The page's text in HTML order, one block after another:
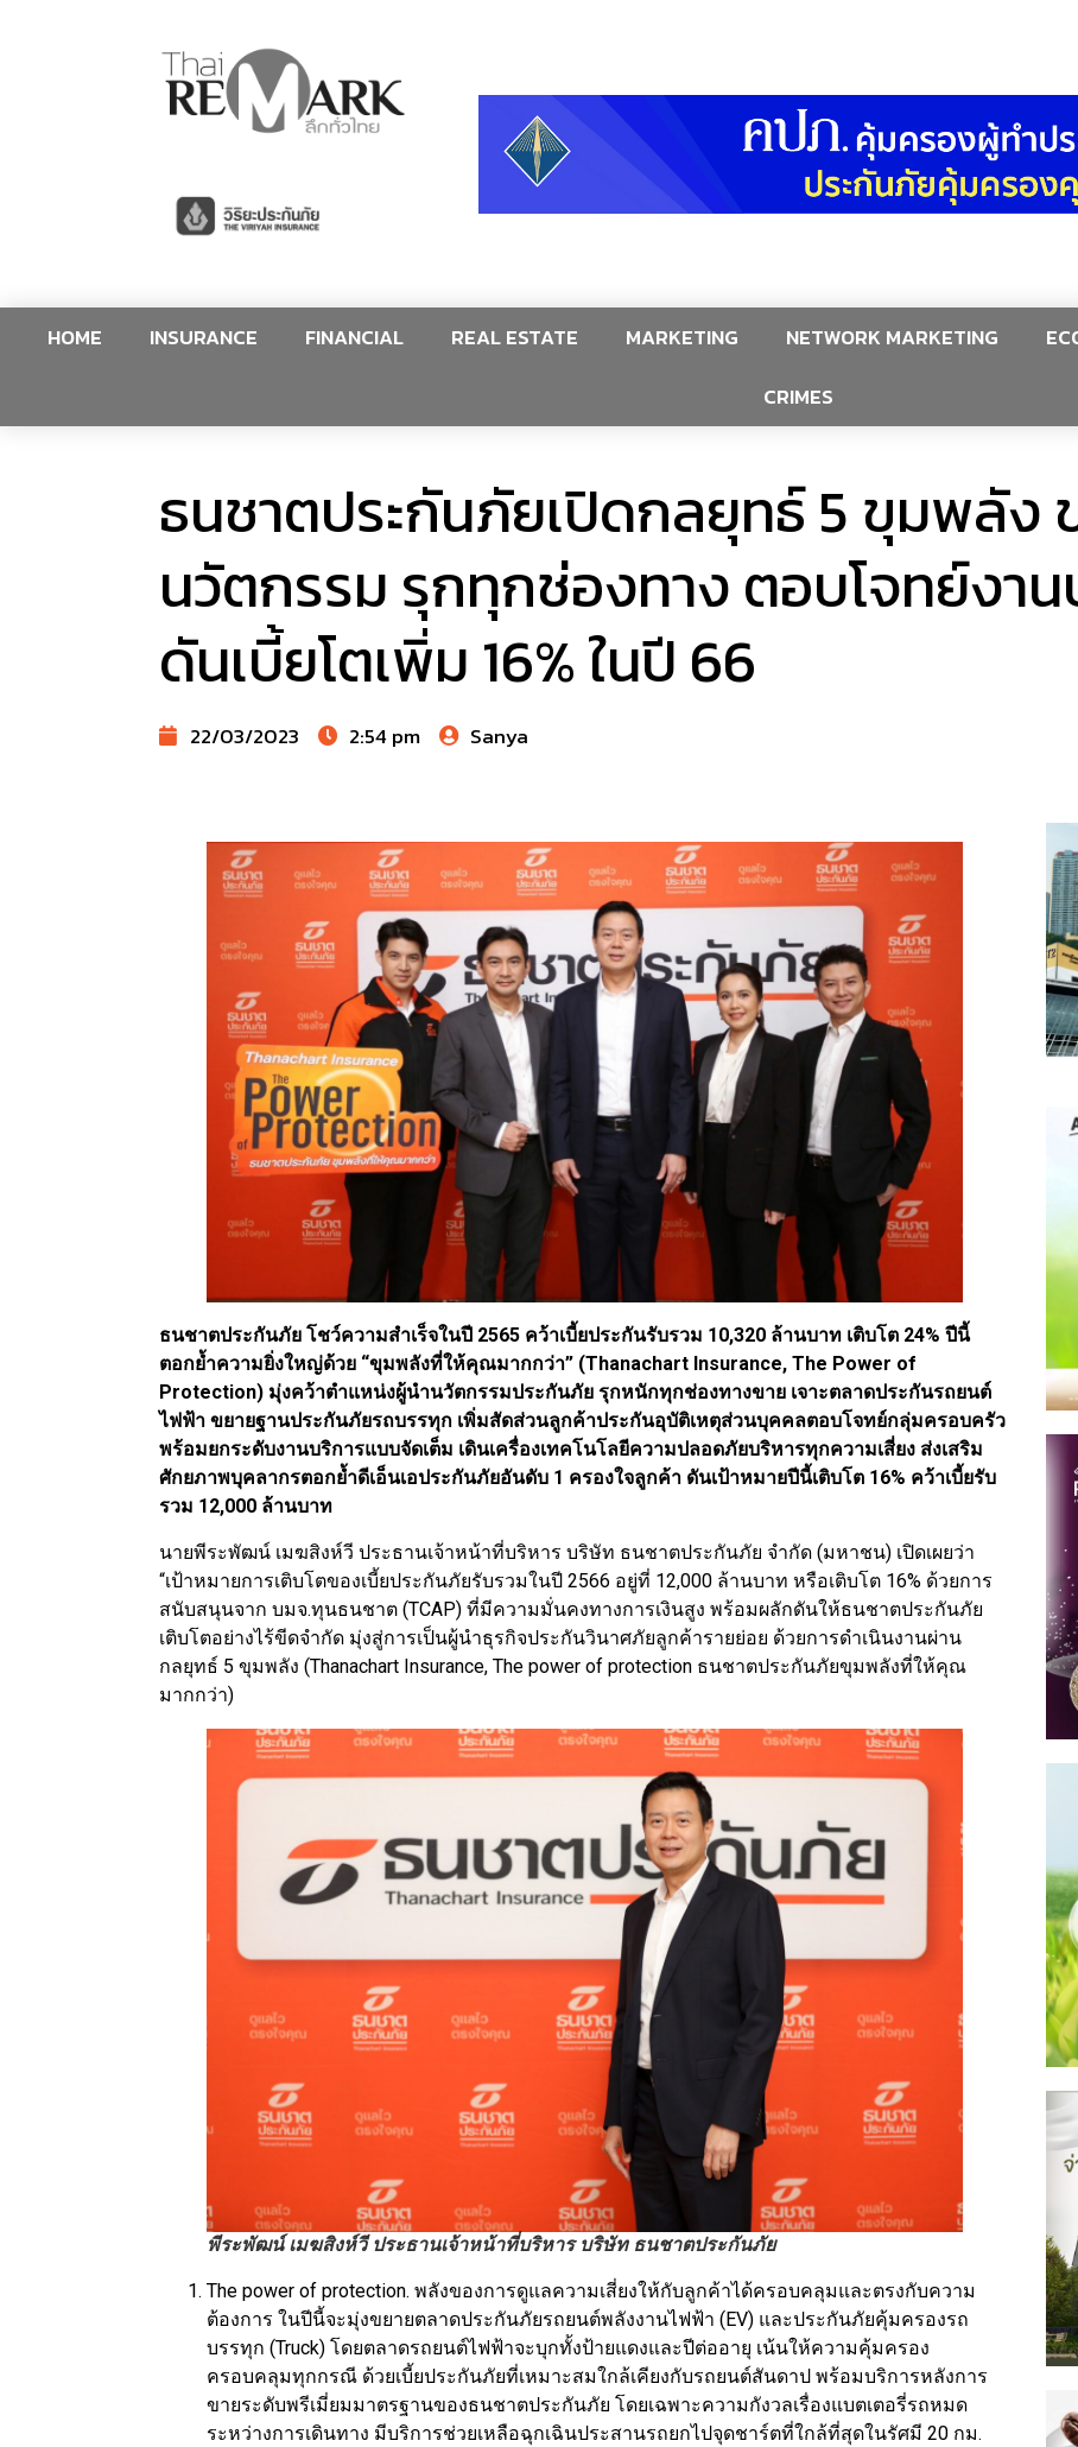
HOME INSURANCE FINANCIAL REAL ESTATE MARKETING NETWORK MARKETING
CRIMES
ธนชาตประกันภัยเปิดกลยุทธ์ 5 ขุมพลัง
นวัตกรรม รุกทุกช่องทาง ตอบโจทย์งาน
ดันเบี้ยโตเพิ่ม 16% ในปี 66
22/03/2023 2:54 pm Sanya
ธนชาตประกันภัย โชว์ความสำเร็จในปี 2565 คว้าเบี้ยประกันรับรวม 10,320 ล้านบาท เติบโต 24% ปีนี้
ตอกย้ำความยิ่งใหญ่ด้วย “ขุมพลังที่ให้คุณมากกว่า” (Thanachart Insurance, The Power of
Protection) มุ่งคว้าตำแหน่งผู้นำนวัตกรรมประกันภัย รุกหนักทุกช่องทางขาย เจาะตลาดประกันรถยนต์
ไฟฟ้า ขยายฐานประกันภัยรถบรรทุก เพิ่มสัดส่วนลูกค้าประกันอุบัติเหตุส่วนบุคคลตอบโจทย์กลุ่มครอบครัว
พร้อมยกระดับงานบริการแบบจัดเต็ม เดินเครื่องเทคโนโลยีความปลอดภัยบริหารทุกความเสี่ยง ส่งเสริม
ศักยภาพบุคลากรตอกย้ำดีเอ็นเอประกันภัยอันดับ 1 ครองใจลูกค้า ดันเป้าหมายปีนี้เติบโต 16% คว้าเบี้ยรับ
รวม 12,000 ล้านบาท
นายพีระพัฒน์ เมฆสิงห์วี ประธานเจ้าหน้าที่บริหาร บริษัท ธนชาตประกันภัย จำกัด (มหาชน) เปิดเผยว่า
“เป้าหมายการเติบโตของเบี้ยประกันภัยรับรวมในปี 2566 อยู่ที่ 12,000 ล้านบาท หรือเติบโต 16% ด้วยการ
สนับสนุนจาก บมจ.ทุนธนชาต (TCAP) ที่มีความมั่นคงทางการเงินสูง พร้อมผลักดันให้ธนชาตประกันภัย
เติบโตอย่างไร้ขีดจำกัด มุ่งสู่การเป็นผู้นำธุรกิจประกันวินาศภัยลูกค้ารายย่อย ด้วยการดำเนินงานผ่าน
กลยุทธ์ 5 ขุมพลัง (Thanachart Insurance, The power of protection ธนชาตประกันภัยขุมพลังที่ให้คุณ
มากกว่า)
พีระพัฒน์ เมฆสิงห์วี ประธานเจ้าหน้าที่บริหาร บริษัท ธนชาตประกันภัย
The power of protection. พลังของการดูแลความเสี่ยงให้กับลูกค้าได้ครอบคลุมและตรงกับความ
ต้องการ ในปีนี้จะมุ่งขยายตลาดประกันภัยรถยนต์พลังงานไฟฟ้า (EV) และประกันภัยคุ้มครองรถ
บรรทุก (Truck) โดยตลาดรถยนต์ไฟฟ้าจะบุกทั้งป้ายแดงและปีต่ออายุ เน้นให้ความคุ้มครอง
ครอบคลุมทุกกรณี ด้วยเบี้ยประกันภัยที่เหมาะสมใกล้เคียงกับรถยนต์สันดาป พร้อมบริการหลังการ
ขายระดับพรีเมี่ยมมาตรฐานของธนชาตประกันภัย โดยเฉพาะความกังวลเรื่องแบตเตอรี่รถหมด
ระหว่างการเดินทาง มีบริการช่วยเหลือฉุกเฉินประสานรถยกไปจุดชาร์ตที่ใกล้ที่สุดในรัศมี 20 กม.